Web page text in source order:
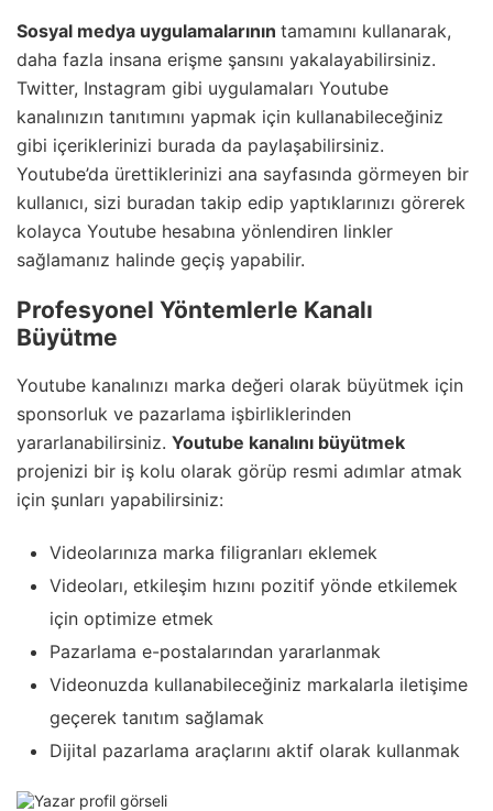
Sosyal medya uygulamalarının tamamını kullanarak,
daha fazla insana erişme şansını yakalayabilirsiniz.
Twitter, Instagram gibi uygulamaları Youtube
kanalınızın tanıtımını yapmak için kullanabileceğiniz
gibi içeriklerinizi burada da paylaşabilirsiniz.
Youtube’da ürettiklerinizi ana sayfasında görmeyen bir
kullanıcı, sizi buradan takip edip yaptıklarınızı görerek
kolayca Youtube hesabına yönlendiren linkler
sağlamanız halinde geçiş yapabilir.
Profesyonel Yöntemlerle Kanalı
Büyütme
Youtube kanalınızı marka değeri olarak büyütmek için
sponsorluk ve pazarlama işbirliklerinden
yararlanabilirsiniz. Youtube kanalını büyütmek
projenizi bir iş kolu olarak görüp resmi adımlar atmak
için şunları yapabilirsiniz:
Videolarınıza marka filigranları eklemek
Videoları, etkileşim hızını pozitif yönde etkilemek
için optimize etmek
Pazarlama e-postalarından yararlanmak
Videonuzda kullanabileceğiniz markalarla iletişime
geçerek tanıtım sağlamak
Dijital pazarlama araçlarını aktif olarak kullanmak